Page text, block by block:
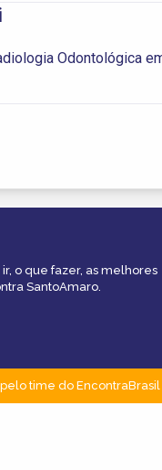
Odontológica
o que fazer, as melhores
SantoAmaro.
pelo time do EncontraBrasil